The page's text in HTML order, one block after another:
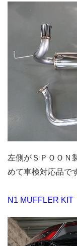
左側がＳＰＯＯＮ
めて車検対応品で
N1 MUFFLER KIT